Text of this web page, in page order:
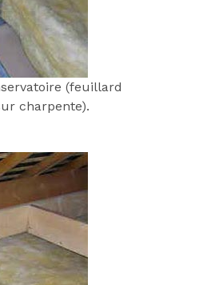
(feuillard
charpente).